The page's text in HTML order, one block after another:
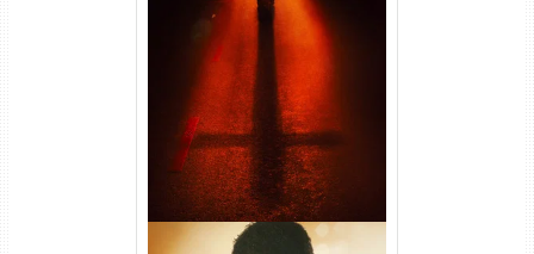
Passageiro do Mal Torrent
(2026) WEB-DL 1080p Dual
Áudio